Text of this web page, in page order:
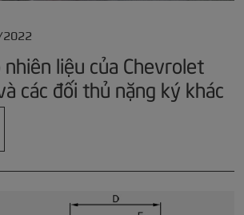
liệu của Chevrolet
các đối thủ nặng ký khác